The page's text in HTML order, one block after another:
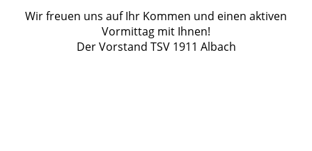
Wir freuen uns auf Ihr Kommen und einen aktiven
Vormittag mit Ihnen!
Der Vorstand TSV 1911 Albach